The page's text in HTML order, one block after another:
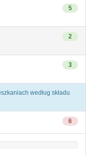
5
2
3
według składu
6